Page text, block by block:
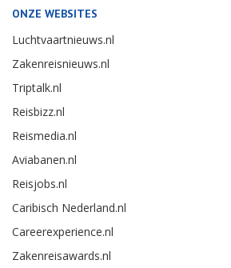
ONZE WEBSITES
Luchtvaartnieuws.nl
Zakenreisnieuws.nl
Triptalk.nl
Reisbizz.nl
Reismedia.nl
Aviabanen.nl
Reisjobs.nl
Caribisch Nederland.nl
Careerexperience.nl
Zakenreisawards.nl